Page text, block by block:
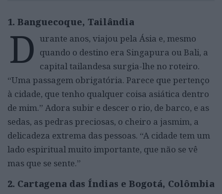
1. Banguecoque, Tailândia
D urante anos, viajou pela Ásia e, mesmo
quando o destino era Singapura ou Bali, a
capital tailandesa surgia-lhe no roteiro.
“Uma passagem obrigatória. Parece que pertenço
à cidade, que tenho qualquer coisa asiática dentro
de mim.” Adora subir e descer o rio, de barco, e as
sedas, as pedras preciosas, o cheiro a jasmim, a
delicadeza extrema das pessoas. “A cidade tem um
lado espiritual muito importante, que não se vê
mas que se sente.”
2. Cartagena das Índias e Bogotá, Colômbia